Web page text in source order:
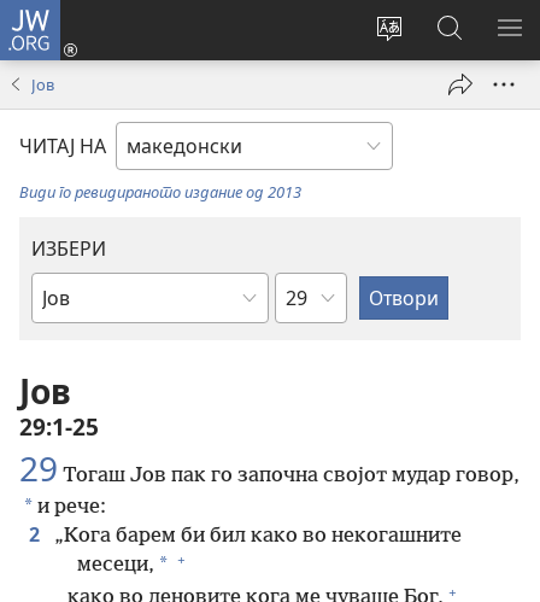
JW.ORG
Смени
јазикот
на
страницата
Најави
се
window)
на
JW.ORG/
Јов
ЧИТАЈ НА
Види го ревидираното издание од 2013
ИЗБЕРИ
Библиска
Поглавје
Јов
29:1-25
29 Тогаш Јов пак го започна својот мудар говор,
* и рече:
2
„Кога барем би бил како во некогашните
месеци, * +
+